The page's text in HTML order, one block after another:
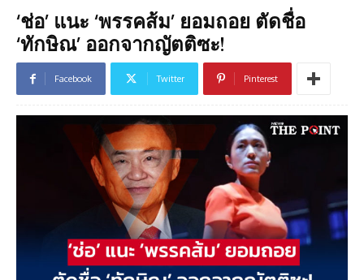
‘ช่อ’ แนะ ‘พรรคส้ม’ ยอมถอย ตัดชื่อ
‘ทักษิณ’ ออกจากญัตติซะ!
Facebook Twitter Pinterest